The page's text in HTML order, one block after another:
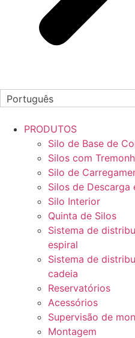
Português
PRODUTOS
Silo de Base de
Silos com
Silo de
Silos de Descarga
Silo Interior
Quinta de Silos
Sistema de
espiral
Sistema de
cadeia
Reservatórios
Acessórios
Supervisão de
Montagem